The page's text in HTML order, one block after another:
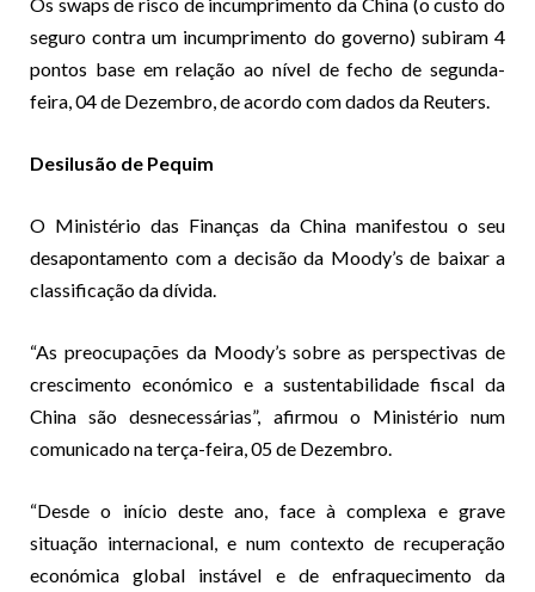
seguro contra um incumprimento do governo) subiram 4
pontos base em relação ao nível de fecho de segunda-
feira, 04 de Dezembro, de acordo com dados da Reuters.
Desilusão de Pequim
O Ministério das Finanças da China manifestou o seu
desapontamento com a decisão da Moody’s de baixar a
classificação da dívida.
“As preocupações da Moody’s sobre as perspectivas de
crescimento económico e a sustentabilidade fiscal da
China são desnecessárias”, afirmou o Ministério num
comunicado na terça-feira, 05 de Dezembro.
“Desde o início deste ano, face à complexa e grave
situação internacional, e num contexto de recuperação
económica global instável e de enfraquecimento da